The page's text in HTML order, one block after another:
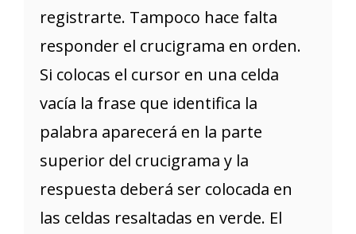
registrarte. Tampoco hace falta
responder el crucigrama en orden.
Si colocas el cursor en una celda
vacía la frase que identifica la
palabra aparecerá en la parte
superior del crucigrama y la
respuesta deberá ser colocada en
las celdas resaltadas en verde. El